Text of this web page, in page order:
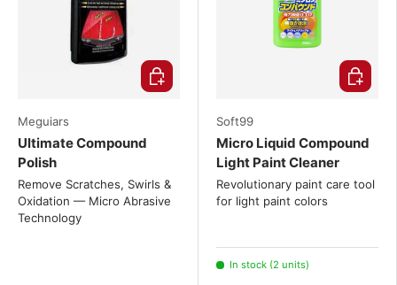
Meguiars
Ultimate Compound
Polish
Remove Scratches, Swirls &
Oxidation — Micro Abrasive
Technology
Choose options
Soft99
Micro Liquid Compound
Light Paint Cleaner
Revolutionary paint care tool
for light paint colors
In stock (2 units)
Add to